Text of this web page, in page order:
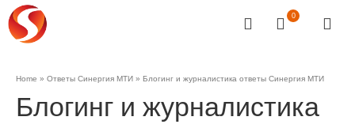
0
Home » Ответы Синергия МТИ » Блогинг и журналистика ответы Синергия МТИ
Блогинг и журналистика